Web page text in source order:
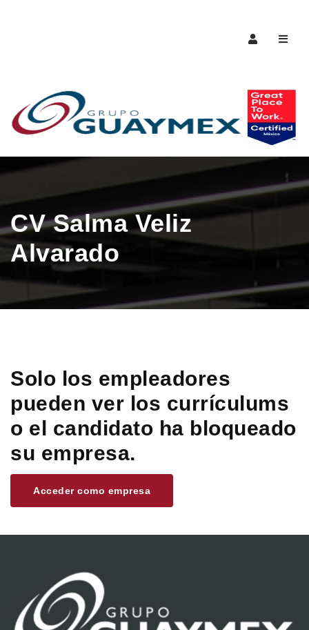
CV Salma Veliz
Alvarado
Solo los empleadores
pueden ver los currículums
o el candidato ha bloqueado
su empresa.
Acceder como empresa